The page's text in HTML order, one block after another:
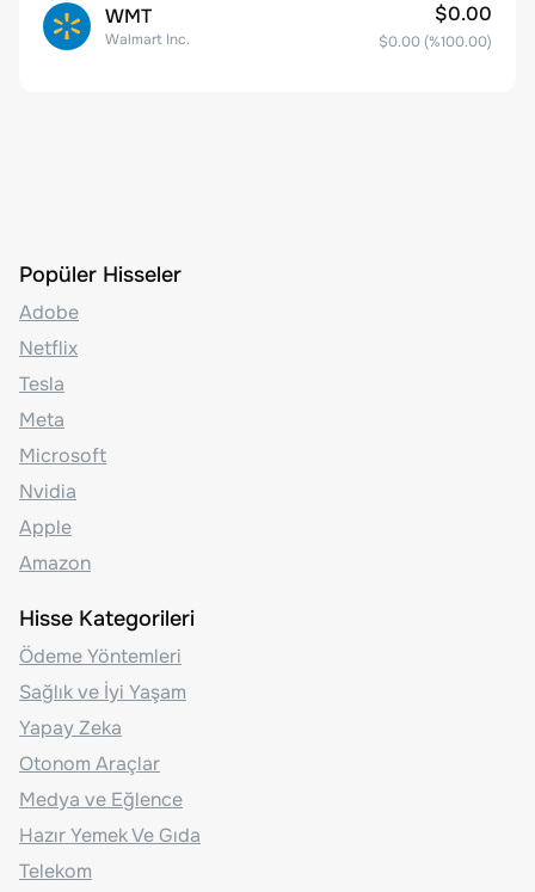
WMT
Walmart Inc.
$0.00
$0.00 (%100.00)
Popüler Hisseler
Adobe
Netflix
Tesla
Meta
Microsoft
Nvidia
Apple
Amazon
Hisse Kategorileri
Ödeme Yöntemleri
Sağlık ve İyi Yaşam
Yapay Zeka
Otonom Araçlar
Medya ve Eğlence
Hazır Yemek Ve Gıda
Telekom